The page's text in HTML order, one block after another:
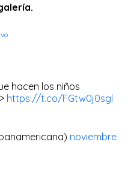
hacen los niños
https://t.co/FGtw0j0sgl
noviembre